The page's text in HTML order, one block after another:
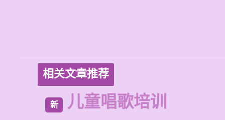
相关文章推荐
新 儿童唱歌培训